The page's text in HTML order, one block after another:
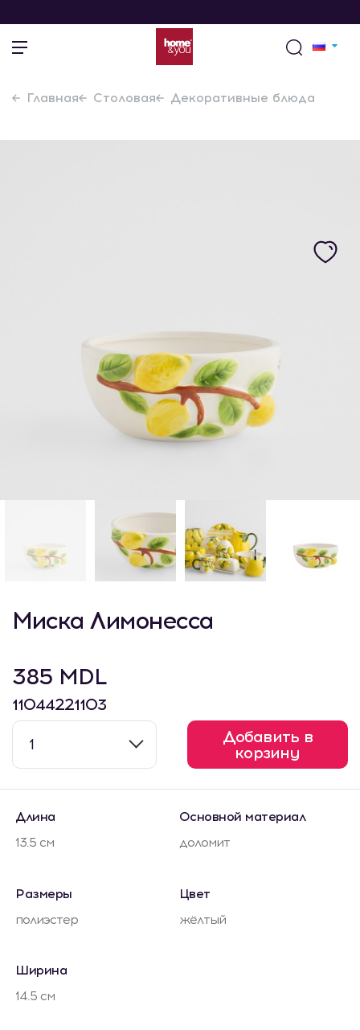
Главная Столовая Декоративные блюда
Миска Лимонесса
385 MDL
11044221103
1
Добавить в
корзину
Длина
13.5 см
Основной материал
доломит
Размеры
полиэстер
Цвет
жёлтый
Ширина
14.5 см